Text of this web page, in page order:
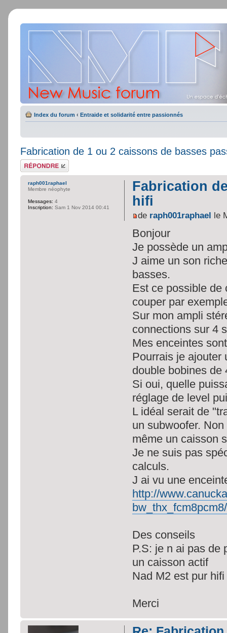
Index du forum ‹ Entraide et solidarité entre passionnés
Fabrication de 1 ou 2 caissons de basses
Répondre
Fabrication
hifi
de raph001raphael le
Bonjour
Je possède un
J aime un son
basses.
Est ce possible de
couper par
Sur mon ampli
connections sur 4
Mes enceintes
Pourrais je ajouter
double bobines de
Si oui, quelle
réglage de level
L idéal serait de
un subwoofer.
même un caisson
Je ne suis pas
calculs.
J ai vu une
http://
Des conseils
P.S: je n ai pas de
un caisson actif
Nad M2 est pur hifi
Merci
raph001raphael
Membre néophyte
Messages: 4
Inscription: Sam 1 Nov 2014 00:41